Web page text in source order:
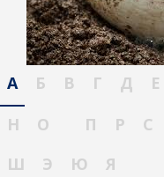
А Б В Г Д Е
Н
О П Р С
Ш
Э Ю Я